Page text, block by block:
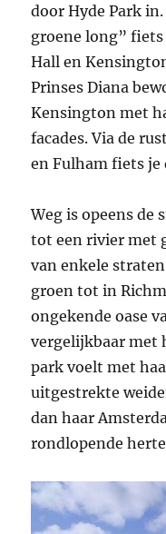
door Hyde Park
groene long” fiets
Hall en
Prinses Diana
Kensington met
facades. Via de
en Fulham fiets je
Weg is opeens de
tot een rivier met
van enkele
groen tot in
ongekende oase
vergelijkbaar met
park voelt met
uitgestrekte
dan haar
rondlopende